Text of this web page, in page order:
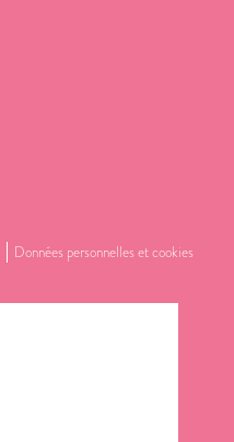
Données personnelles et cookies